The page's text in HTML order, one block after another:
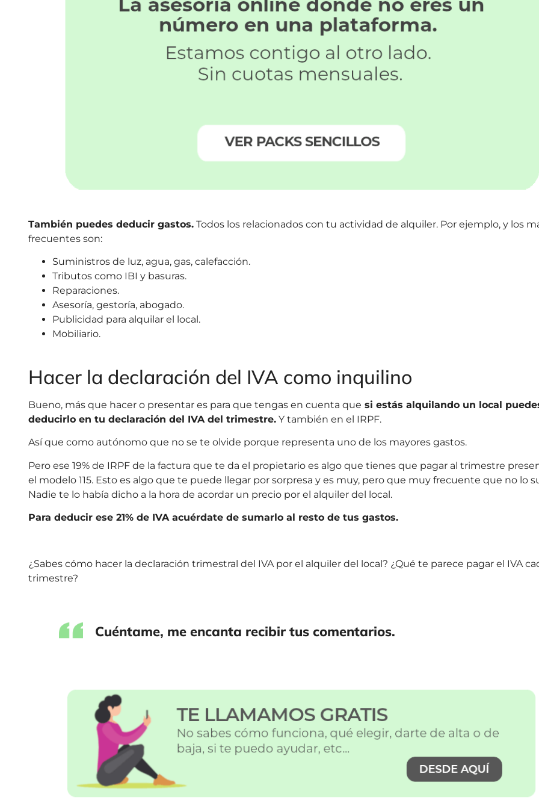
También puedes deducir gastos. Todos los relacionados con tu actividad de alquiler. Por ejemplo, y los
frecuentes son:
Suministros de luz, agua, gas, calefacción.
Tributos como IBI y basuras.
Reparaciones.
Asesoría, gestoría, abogado.
Publicidad para alquilar el local.
Mobiliario.
Hacer la declaración del IVA como inquilino
Bueno, más que hacer o presentar es para que tengas en cuenta que si estás alquilando un local
deducirlo en tu declaración del IVA del trimestre. Y también en el IRPF.
Así que como autónomo que no se te olvide porque representa uno de los mayores gastos.
Pero ese 19% de IRPF de la factura que te da el propietario es algo que tienes que pagar al trimestre
el modelo 115. Esto es algo que te puede llegar por sorpresa y es muy, pero que muy frecuente que no lo
Nadie te lo había dicho a la hora de acordar un precio por el alquiler del local.
Para deducir ese 21% de IVA acuérdate de sumarlo al resto de tus gastos.
¿Sabes cómo hacer la declaración trimestral del IVA por el alquiler del local? ¿Qué te parece pagar el IVA
trimestre?
Cuéntame, me encanta recibir tus comentarios.